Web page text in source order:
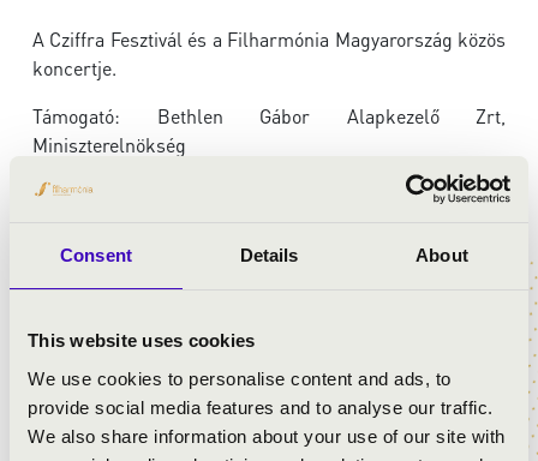
Consent Details About
This website uses cookies
We use cookies to personalise content and ads, to
provide social media features and to analyse our traffic.
We also share information about your use of our site with
A Cziffra Fesztivál és a Filharmónia Magyarország közös
koncertje.
Támogató: Bethlen Gábor Alapkezelő Zrt,
Miniszterelnökség
BDZ A'la cARTe Kamaraegyüttes:
Bánhegyi Tünde- hegedű
Markó János- brácsa
Helecz Dániel - cselló
Botár Bence- nagybőgő